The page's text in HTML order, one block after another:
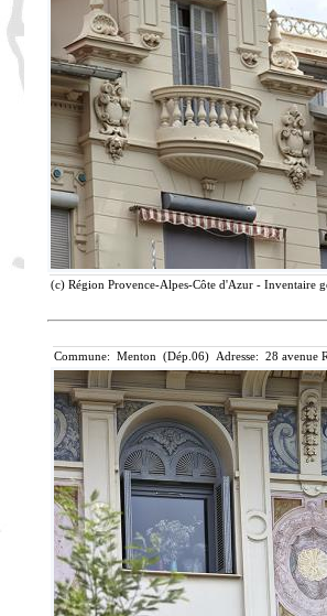
(c) Région Provence-Alpes-Côte d'Azur - Inventaire
Commune: Menton (Dép.06) Adresse: 28 avenue